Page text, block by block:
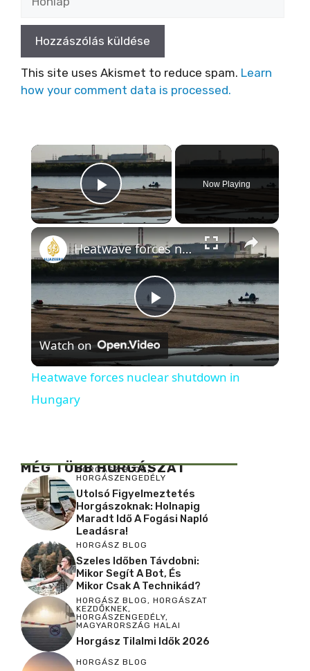
This site uses Akismet to reduce spam. Learn
how your comment data is processed.
×
Play Video
Now Playing
×
P
l
V
i
d
e
o
Heatwave forces nuclear shutdown in Hungary
Watch on
Heatwave forces nuclear shutdown in
Hungary
MÉG TÖBB HORGÁSZAT
HORGÁSZ BLOG,
HORGÁSZENGEDÉLY
Utolsó Figyelmeztetés
Horgászoknak: Holnapig
Maradt Idő A Fogási Napló
Leadásra!
HORGÁSZ BLOG
Szeles Időben Távdobni:
Mikor Segít A Bot, És
Mikor Csak A Technikád?
HORGÁSZ BLOG, HORGÁSZAT
KEZDŐKNEK,
HORGÁSZENGEDÉLY,
MAGYARORSZÁG HALAI
Horgász Tilalmi Idők 2026
HORGÁSZ BLOG